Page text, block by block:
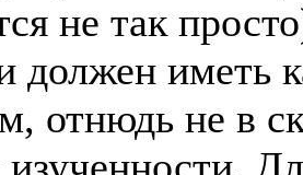
не так
должен иметь
отнюдь не в